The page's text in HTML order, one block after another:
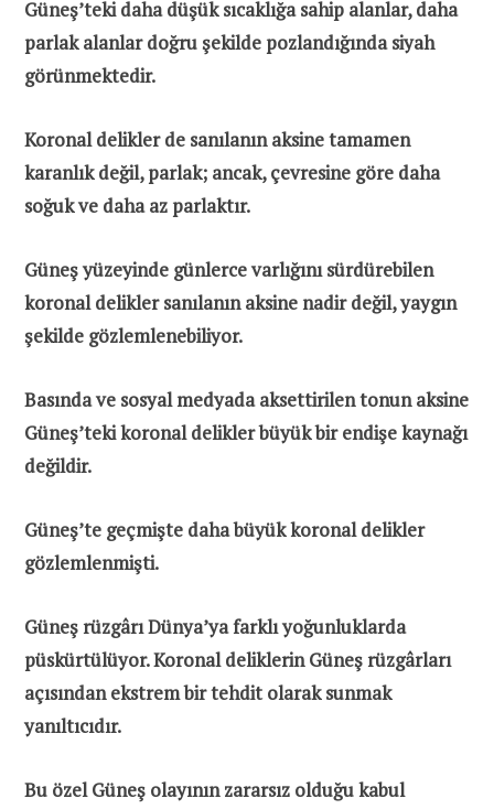
Güneş’teki daha düşük sıcaklığa sahip alanlar, daha
parlak alanlar doğru şekilde pozlandığında siyah
görünmektedir.
Koronal delikler de sanılanın aksine tamamen
karanlık değil, parlak; ancak, çevresine göre daha
soğuk ve daha az parlaktır.
Güneş yüzeyinde günlerce varlığını sürdürebilen
koronal delikler sanılanın aksine nadir değil, yaygın
şekilde gözlemlenebiliyor.
Basında ve sosyal medyada aksettirilen tonun aksine
Güneş’teki koronal delikler büyük bir endişe kaynağı
değildir.
Güneş’te geçmişte daha büyük koronal delikler
gözlemlenmişti.
Güneş rüzgârı Dünya’ya farklı yoğunluklarda
püskürtülüyor. Koronal deliklerin Güneş rüzgârları
açısından ekstrem bir tehdit olarak sunmak
yanıltıcıdır.
Bu özel Güneş olayının zararsız olduğu kabul